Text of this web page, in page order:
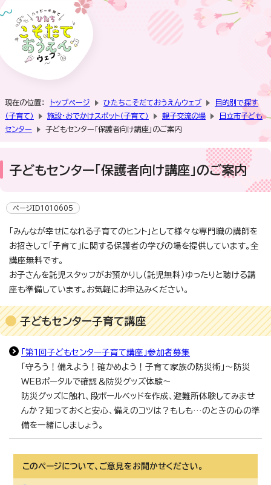
現在の位置： トップページ ひたちこそだておうえんウェブ
目的別で探す
（子育て）
施設・おでかけスポット（子育て） 親子交流の場
日立市子ども
センター
子どもセンター「保護者向け講座」のご案内
子どもセンター「保護者向け講座」のご案内
ページID1010605
「みんなが幸せになれる子育てのヒント」として様々な専門職の講師を
お招きして「子育て」に関する保護者の学びの場を提供しています。全
講座無料です。
お子さんを託児スタッフがお預かりし（託児無料）ゆったりと聴ける講
座も準備しています。お気軽にお申込みください。
子どもセンター子育て講座
「第1回子どもセンター子育て講座」参加者募集
「守ろう！備えよう！確かめよう！子育て家族の防災術」～防災
WEBポータルで確認＆防災グッズ体験～
防災グッズに触れ、段ボールベッドを作成、避難所体験してみませ
んか？知っておくと安心、備えのコツは？もしも…のときの心の準
備を一緒にしましょう。
このページについて、ご意見をお聞かせください。